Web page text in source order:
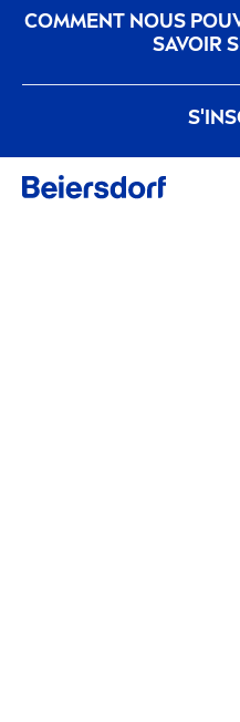
COMMENT NOUS
SAVOIR
nivea-histoire
Notre
Tous les Highlights